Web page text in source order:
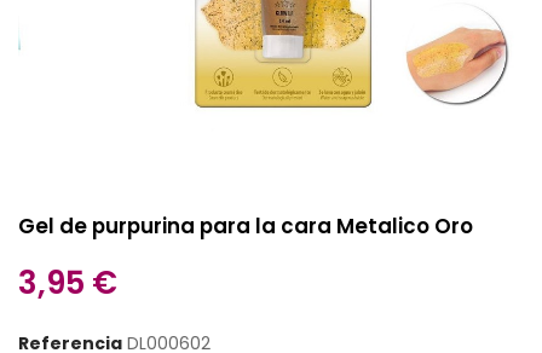
Gel de purpurina para la cara Metalico Oro
3,95 €
Referencia DL000602